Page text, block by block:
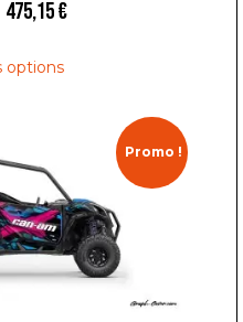
475,15€
options
Promo !